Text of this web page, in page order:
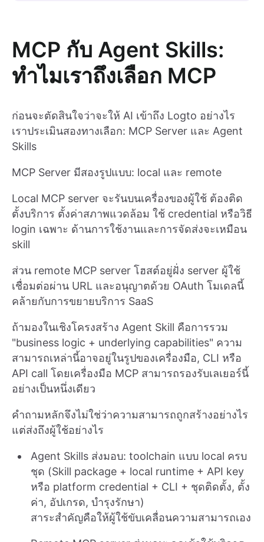
MCP กับ Agent Skills:
ทำไมเราถึงเลือก MCP
ก่อนจะตัดสินใจว่าจะให้ AI เข้าถึง Logto อย่างไร
เราประเมินสองทางเลือก: MCP Server และ Agent
Skills
MCP Server มีสองรูปแบบ: local และ remote
Local MCP server จะรันบนเครื่องของผู้ใช้ ต้องติด
ตั้งบริการ ตั้งค่าสภาพแวดล้อม ใช้ credential หรือวิธี
login เฉพาะ ด้านการใช้งานและการจัดส่งจะเหมือน
skill
ส่วน remote MCP server โฮสต์อยู่ฝั่ง server ผู้ใช้
เชื่อมต่อผ่าน URL และอนุญาตด้วย OAuth โมเดลนี้
คล้ายกับการขยายบริการ SaaS
ถ้ามองในเชิงโครงสร้าง Agent Skill คือการรวม
"business logic + underlying capabilities" ความ
สามารถเหล่านี้อาจอยู่ในรูปของเครื่องมือ, CLI หรือ
API call โดยเครื่องมือ MCP สามารถรองรับเลเยอร์นี้
อย่างเป็นหนึ่งเดียว
คำถามหลักจึงไม่ใช่ว่าความสามารถถูกสร้างอย่างไร
แต่ส่งถึงผู้ใช้อย่างไร
Agent Skills ส่งมอบ: toolchain แบบ local ครบ
ชุด (Skill package + local runtime + API key
หรือ platform credential + CLI + ชุดติดตั้ง, ตั้ง
ค่า, อัปเกรด, บำรุงรักษา)
สาระสำคัญคือให้ผู้ใช้ขับเคลื่อนความสามารถเอง